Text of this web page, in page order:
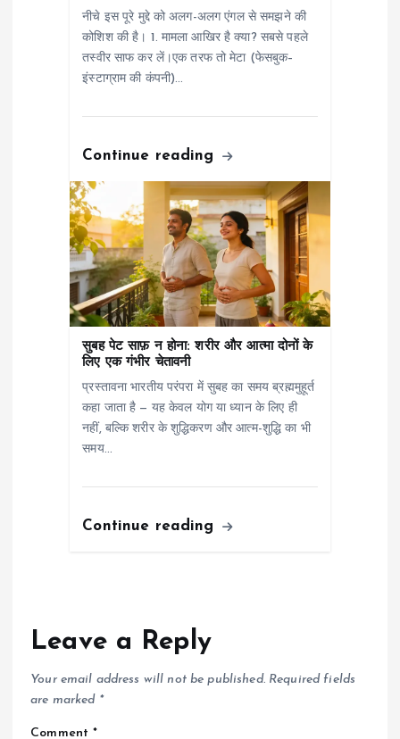
नीचे इस पूरे मुद्दे को अलग-अलग एंगल से समझने की
कोशिश की है। 1. मामला आखिर है क्या? सबसे पहले
तस्वीर साफ कर लें।एक तरफ तो मेटा (फेसबुक–
इंस्टाग्राम की कंपनी)…
Continue reading
सुबह पेट साफ़ न होना: शरीर और आत्मा दोनों के
लिए एक गंभीर चेतावनी
प्रस्तावना भारतीय परंपरा में सुबह का समय ब्रह्ममुहूर्त
कहा जाता है — यह केवल योग या ध्यान के लिए ही
नहीं, बल्कि शरीर के शुद्धिकरण और आत्म-शुद्धि का भी
समय…
Continue reading
Leave a Reply
Your email address will not be published. Required fields
are marked *
Comment*